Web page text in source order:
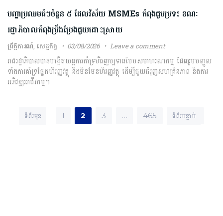
បញ្ហាប្រឈមធំៗចំនួន ៥ ដែលវិស័យ MSMEs កំពុងជួបប្រទះ ខណៈ
រដ្ឋាភិបាលកំពុងប្រឹងប្រែងជួយដោះស្រាយ
ព្រឹត្តិការណ៍,សេដ្ឋកិច្ច 03/08/2026 Leave a comment
រាជរដ្ឋាភិបាលបានបង្កើតយន្តការគាំទ្រហិរញ្ញប្បទានបែបសមាហរណកម្ម ដែលរួមបញ្ចូល
ទាំងការគាំទ្រផ្នែកហិរញ្ញវត្ថុ និងមិនមែនហិរញ្ញវត្ថុ ដើម្បីជួយជំរុញសហគ្រិនភាព និងការ
អភិវឌ្ឍអាជីវកម្ម។
Posts pagination
1 2 3 … 465 Next